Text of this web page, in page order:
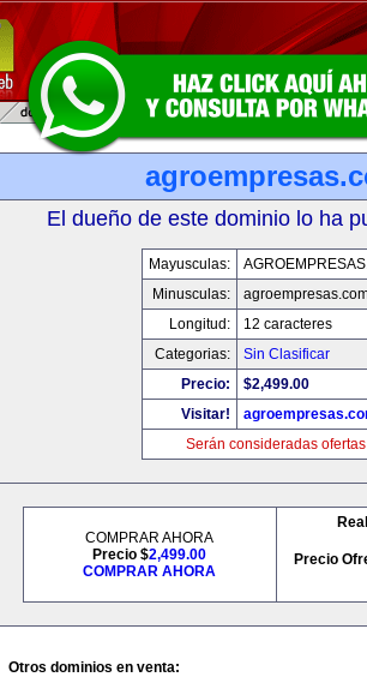
El dueño de este dominio lo ha
Mayusculas:
Minusculas:
Longitud:
12 caracteres
Categorias:
Sin Clasificar
Precio:
$2,499.00
Visitar!
Serán consideradas ofertas
COMPRAR AHORA
Precio $2,499.00
COMPRAR AHORA
Precio
Otros dominios en venta: